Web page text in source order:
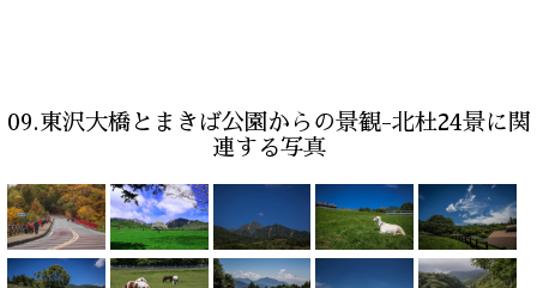
09.東沢大橋とまきば公園からの景観-北杜24景に関
連する写真